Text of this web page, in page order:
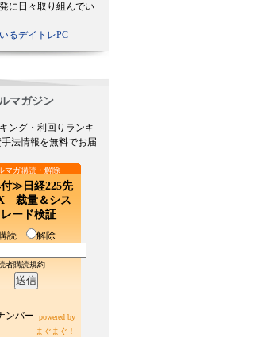
に日々取り組んでい
デイトレPC
マガジン
ング・利回りランキ
法情報を無料でお届
マガ購読・解除
≫日経225先
裁量＆シス
ード検証
読 解除
者購読規約
ンバー
powered by
まぐまぐ！